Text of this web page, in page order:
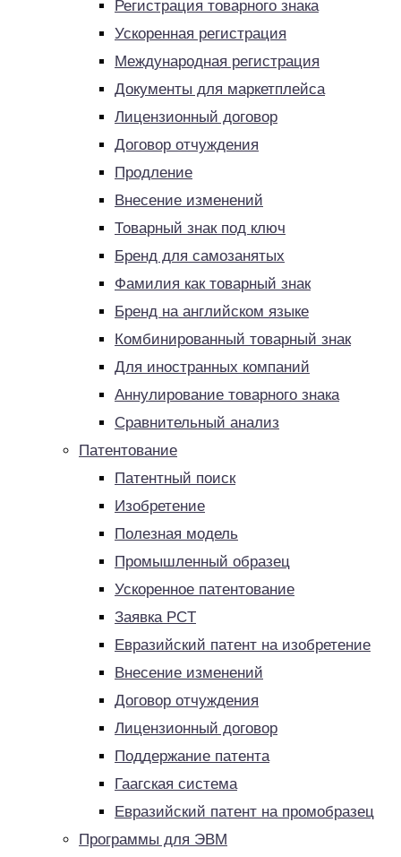
Регистрация товарного знака
Ускоренная регистрация
Международная регистрация
Документы для маркетплейса
Лицензионный договор
Договор отчуждения
Продление
Внесение изменений
Товарный знак под ключ
Бренд для самозанятых
Фамилия как товарный знак
Бренд на английском языке
Комбинированный товарный знак
Для иностранных компаний
Аннулирование товарного знака
Сравнительный анализ
Патентование
Патентный поиск
Изобретение
Полезная модель
Промышленный образец
Ускоренное патентование
Заявка PCT
Евразийский патент на изобретение
Внесение изменений
Договор отчуждения
Лицензионный договор
Поддержание патента
Гаагская система
Евразийский патент на промобразец
Программы для ЭВМ